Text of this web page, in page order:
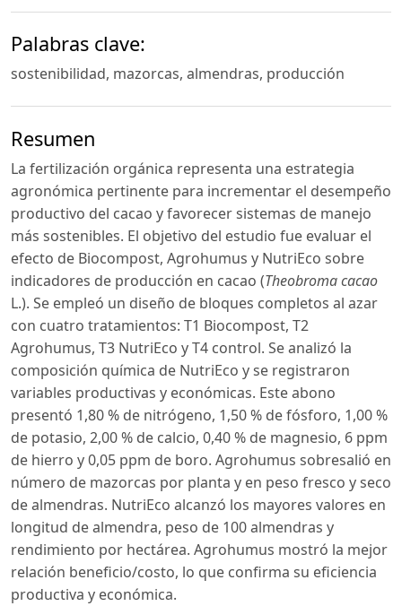
Palabras clave:
sostenibilidad, mazorcas, almendras, producción
Resumen
La fertilización orgánica representa una estrategia
agronómica pertinente para incrementar el desempeño
productivo del cacao y favorecer sistemas de manejo
más sostenibles. El objetivo del estudio fue evaluar el
efecto de Biocompost, Agrohumus y NutriEco sobre
indicadores de producción en cacao (Theobroma cacao
L.). Se empleó un diseño de bloques completos al azar
con cuatro tratamientos: T1 Biocompost, T2
Agrohumus, T3 NutriEco y T4 control. Se analizó la
composición química de NutriEco y se registraron
variables productivas y económicas. Este abono
presentó 1,80 % de nitrógeno, 1,50 % de fósforo, 1,00 %
de potasio, 2,00 % de calcio, 0,40 % de magnesio, 6 ppm
de hierro y 0,05 ppm de boro. Agrohumus sobresalió en
número de mazorcas por planta y en peso fresco y seco
de almendras. NutriEco alcanzó los mayores valores en
longitud de almendra, peso de 100 almendras y
rendimiento por hectárea. Agrohumus mostró la mejor
relación beneficio/costo, lo que confirma su eficiencia
productiva y económica.